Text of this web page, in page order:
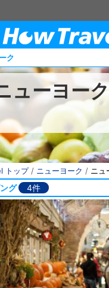
ク
ューヨー
トップ/ ニューヨーク / ニュ
グ 4件